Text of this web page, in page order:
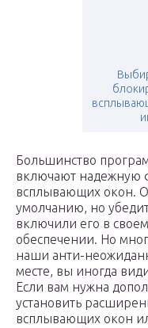
Большинство
включают надежную
всплывающих окон.
умолчанию, но
включили его в
обеспечении. Но
наши анти-
месте, вы иногда
Если вам нужна
установить
всплывающих окон